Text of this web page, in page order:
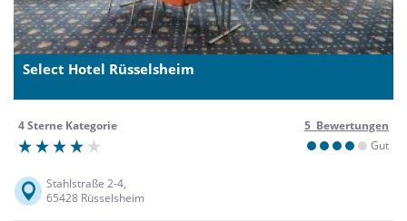
Select Hotel Rüsselsheim
4 Sterne Kategorie
5 Bewertungen
Gut
Stahlstraße 2-4,
65428 Rüsselsheim